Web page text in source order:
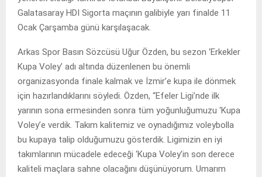
Galatasaray HDI Sigorta maçının galibiyle yarı finalde 11
Ocak Çarşamba günü karşılaşacak.
Arkas Spor Basın Sözcüsü Uğur Özden, bu sezon ‘Erkekler
Kupa Voley’ adı altında düzenlenen bu önemli
organizasyonda finale kalmak ve İzmir’e kupa ile dönmek
için hazırlandıklarını söyledi. Özden, “Efeler Ligi’nde ilk
yarının sona ermesinden sonra tüm yoğunluğumuzu ‘Kupa
Voley’e verdik. Takım kalitemiz ve oynadığımız voleybolla
bu kupaya talip olduğumuzu gösterdik. Ligimizin en iyi
takımlarının mücadele edeceği ‘Kupa Voley’in son derece
kaliteli maçlara sahne olacağını düşünüyorum. Umarım